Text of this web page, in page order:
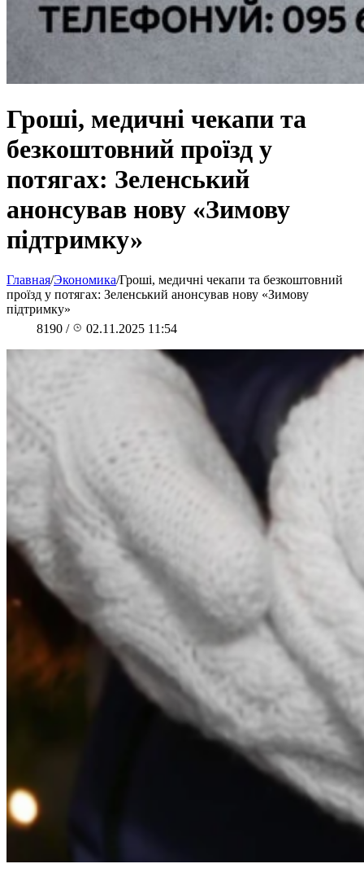
Гроші, медичні чекапи та
безкоштовний проїзд у
потягах: Зеленський
анонсував нову «Зимову
підтримку»
Главная/Экономика/Гроші, медичні чекапи та безкоштовний
проїзд у потягах: Зеленський анонсував нову «Зимову
підтримку»
8190 / 02.11.2025 11:54